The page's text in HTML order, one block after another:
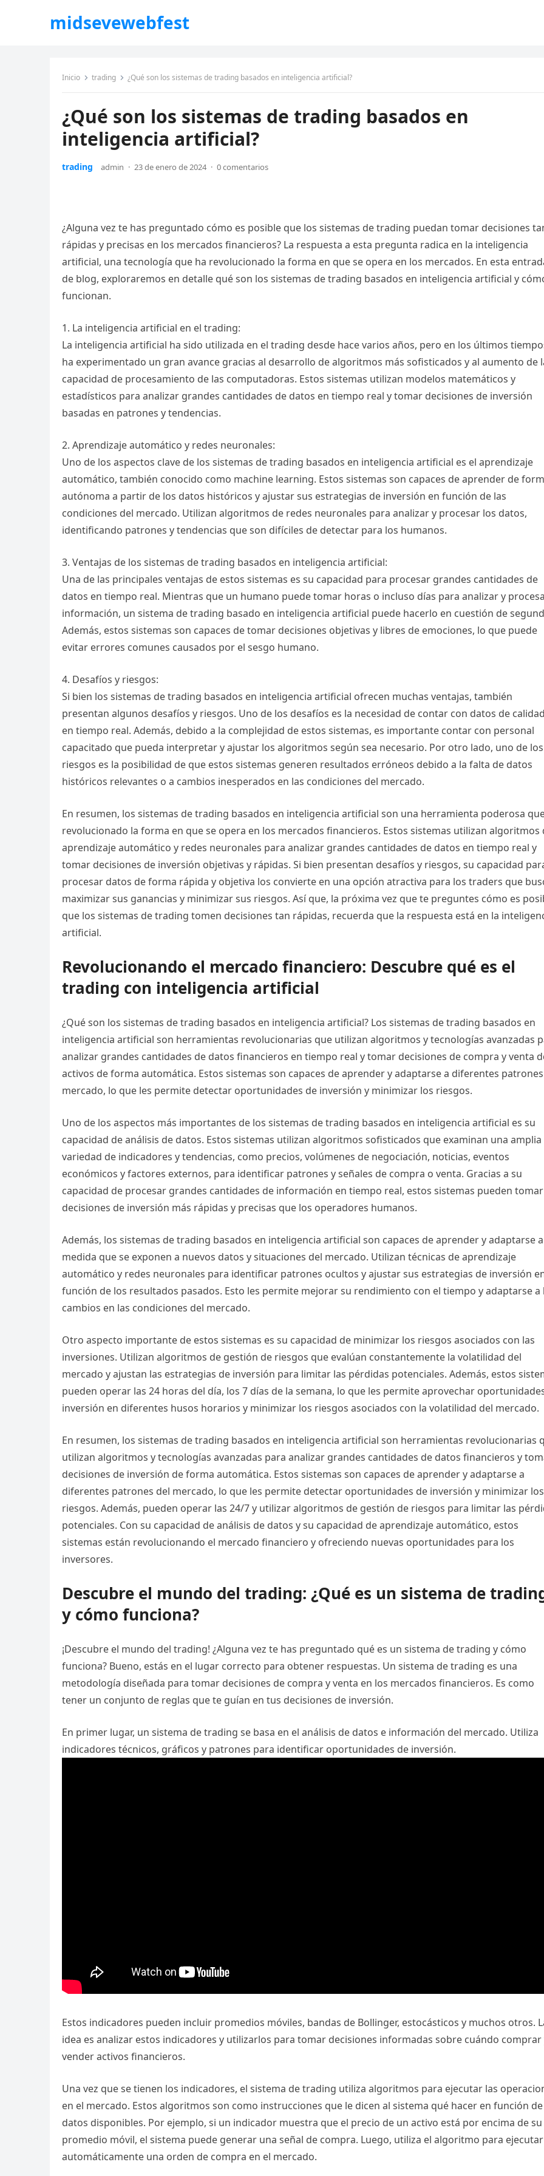
midsevewebfest
Inicio trading ¿Qué son los sistemas de trading basados en inteligencia artificial?
¿Qué son los sistemas de trading basados en
inteligencia artificial?
trading admin · 23 de enero de 2024 · 0 comentarios
¿Alguna vez te has preguntado cómo es posible que los sistemas de trading puedan tomar decisiones
rápidas y precisas en los mercados financieros? La respuesta a esta pregunta radica en la inteligencia
artificial, una tecnología que ha revolucionado la forma en que se opera en los mercados. En esta
de blog, exploraremos en detalle qué son los sistemas de trading basados en inteligencia artificial y
funcionan.
1. La inteligencia artificial en el trading:
La inteligencia artificial ha sido utilizada en el trading desde hace varios años, pero en los últimos
ha experimentado un gran avance gracias al desarrollo de algoritmos más sofisticados y al aumento de
capacidad de procesamiento de las computadoras. Estos sistemas utilizan modelos matemáticos y
estadísticos para analizar grandes cantidades de datos en tiempo real y tomar decisiones de inversión
basadas en patrones y tendencias.
2. Aprendizaje automático y redes neuronales:
Uno de los aspectos clave de los sistemas de trading basados en inteligencia artificial es el aprendizaje
automático, también conocido como machine learning. Estos sistemas son capaces de aprender de
autónoma a partir de los datos históricos y ajustar sus estrategias de inversión en función de las
condiciones del mercado. Utilizan algoritmos de redes neuronales para analizar y procesar los datos,
identificando patrones y tendencias que son difíciles de detectar para los humanos.
3. Ventajas de los sistemas de trading basados en inteligencia artificial:
Una de las principales ventajas de estos sistemas es su capacidad para procesar grandes cantidades de
datos en tiempo real. Mientras que un humano puede tomar horas o incluso días para analizar y
información, un sistema de trading basado en inteligencia artificial puede hacerlo en cuestión de
Además, estos sistemas son capaces de tomar decisiones objetivas y libres de emociones, lo que puede
evitar errores comunes causados por el sesgo humano.
4. Desafíos y riesgos:
Si bien los sistemas de trading basados en inteligencia artificial ofrecen muchas ventajas, también
presentan algunos desafíos y riesgos. Uno de los desafíos es la necesidad de contar con datos de
en tiempo real. Además, debido a la complejidad de estos sistemas, es importante contar con personal
capacitado que pueda interpretar y ajustar los algoritmos según sea necesario. Por otro lado, uno de los
riesgos es la posibilidad de que estos sistemas generen resultados erróneos debido a la falta de datos
históricos relevantes o a cambios inesperados en las condiciones del mercado.
En resumen, los sistemas de trading basados en inteligencia artificial son una herramienta poderosa
revolucionado la forma en que se opera en los mercados financieros. Estos sistemas utilizan algoritmos
aprendizaje automático y redes neuronales para analizar grandes cantidades de datos en tiempo real y
tomar decisiones de inversión objetivas y rápidas. Si bien presentan desafíos y riesgos, su capacidad
procesar datos de forma rápida y objetiva los convierte en una opción atractiva para los traders que
maximizar sus ganancias y minimizar sus riesgos. Así que, la próxima vez que te preguntes cómo es
que los sistemas de trading tomen decisiones tan rápidas, recuerda que la respuesta está en la
artificial.
Revolucionando el mercado financiero: Descubre qué es el
trading con inteligencia artificial
¿Qué son los sistemas de trading basados en inteligencia artificial? Los sistemas de trading basados en
inteligencia artificial son herramientas revolucionarias que utilizan algoritmos y tecnologías avanzadas
analizar grandes cantidades de datos financieros en tiempo real y tomar decisiones de compra y venta
activos de forma automática. Estos sistemas son capaces de aprender y adaptarse a diferentes
mercado, lo que les permite detectar oportunidades de inversión y minimizar los riesgos.
Uno de los aspectos más importantes de los sistemas de trading basados en inteligencia artificial es su
capacidad de análisis de datos. Estos sistemas utilizan algoritmos sofisticados que examinan una amplia
variedad de indicadores y tendencias, como precios, volúmenes de negociación, noticias, eventos
económicos y factores externos, para identificar patrones y señales de compra o venta. Gracias a su
capacidad de procesar grandes cantidades de información en tiempo real, estos sistemas pueden tomar
decisiones de inversión más rápidas y precisas que los operadores humanos.
Además, los sistemas de trading basados en inteligencia artificial son capaces de aprender y adaptarse a
medida que se exponen a nuevos datos y situaciones del mercado. Utilizan técnicas de aprendizaje
automático y redes neuronales para identificar patrones ocultos y ajustar sus estrategias de inversión
función de los resultados pasados. Esto les permite mejorar su rendimiento con el tiempo y adaptarse a
cambios en las condiciones del mercado.
Otro aspecto importante de estos sistemas es su capacidad de minimizar los riesgos asociados con las
inversiones. Utilizan algoritmos de gestión de riesgos que evalúan constantemente la volatilidad del
mercado y ajustan las estrategias de inversión para limitar las pérdidas potenciales. Además, estos
pueden operar las 24 horas del día, los 7 días de la semana, lo que les permite aprovechar
inversión en diferentes husos horarios y minimizar los riesgos asociados con la volatilidad del mercado.
En resumen, los sistemas de trading basados en inteligencia artificial son herramientas revolucionarias
utilizan algoritmos y tecnologías avanzadas para analizar grandes cantidades de datos financieros y
decisiones de inversión de forma automática. Estos sistemas son capaces de aprender y adaptarse a
diferentes patrones del mercado, lo que les permite detectar oportunidades de inversión y minimizar los
riesgos. Además, pueden operar las 24/7 y utilizar algoritmos de gestión de riesgos para limitar las
potenciales. Con su capacidad de análisis de datos y su capacidad de aprendizaje automático, estos
sistemas están revolucionando el mercado financiero y ofreciendo nuevas oportunidades para los
inversores.
Descubre el mundo del trading: ¿Qué es un sistema de
y cómo funciona?
¡Descubre el mundo del trading! ¿Alguna vez te has preguntado qué es un sistema de trading y cómo
funciona? Bueno, estás en el lugar correcto para obtener respuestas. Un sistema de trading es una
metodología diseñada para tomar decisiones de compra y venta en los mercados financieros. Es como
tener un conjunto de reglas que te guían en tus decisiones de inversión.
En primer lugar, un sistema de trading se basa en el análisis de datos e información del mercado. Utiliza
indicadores técnicos, gráficos y patrones para identificar oportunidades de inversión.
Estos indicadores pueden incluir promedios móviles, bandas de Bollinger, estocásticos y muchos otros.
idea es analizar estos indicadores y utilizarlos para tomar decisiones informadas sobre cuándo comprar
vender activos financieros.
Una vez que se tienen los indicadores, el sistema de trading utiliza algoritmos para ejecutar las
en el mercado. Estos algoritmos son como instrucciones que le dicen al sistema qué hacer en función
datos disponibles. Por ejemplo, si un indicador muestra que el precio de un activo está por encima de su
promedio móvil, el sistema puede generar una señal de compra. Luego, utiliza el algoritmo para ejecutar
automáticamente una orden de compra en el mercado.